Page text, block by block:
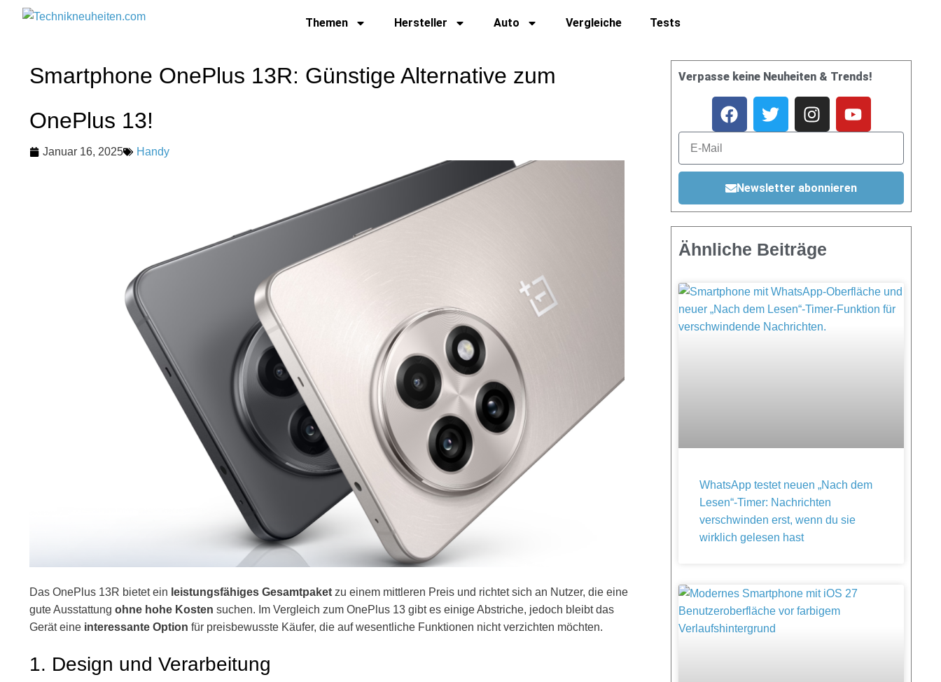
Themen Hersteller Auto Vergleiche Tests
Smartphone OnePlus 13R: Günstige Alternative zum
OnePlus 13!
Januar 16, 2025 Handy
Das OnePlus 13R bietet ein leistungsfähiges Gesamtpaket zu einem mittleren Preis und richtet sich an Nutzer, die eine
gute Ausstattung ohne hohe Kosten suchen. Im Vergleich zum OnePlus 13 gibt es einige Abstriche, jedoch bleibt das
Gerät eine interessante Option für preisbewusste Käufer, die auf wesentliche Funktionen nicht verzichten möchten.
1. Design und Verarbeitung
Verpasse keine Neuheiten & Trends!
Newsletter abonnieren
Ähnliche Beiträge
WhatsApp testet neuen „Nach dem
Lesen“-Timer: Nachrichten
verschwinden erst, wenn du sie
wirklich gelesen hast